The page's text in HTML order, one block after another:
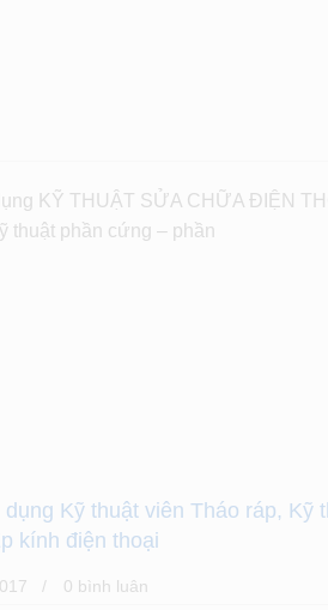
KỸ THUẬT SỬA CHỮA ĐIỆN
thuật phần cứng – phần
dụng Kỹ thuật viên Tháo ráp, Kỹ
kính điện thoại
0 bình luân